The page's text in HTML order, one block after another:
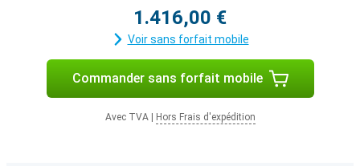
1.416,00 €
Voir sans forfait mobile
Commander sans forfait mobile
Avec TVA| Hors Frais d'expédition